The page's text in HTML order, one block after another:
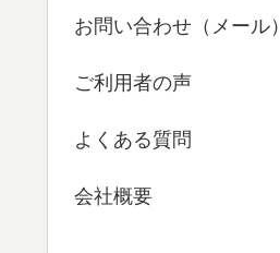
お問い合わせ（メール）
ご利用者の声
よくある質問
会社概要